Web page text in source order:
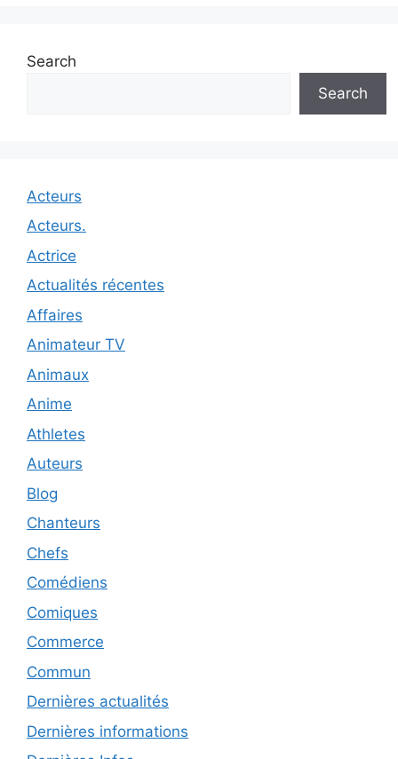
Search
Search
Acteurs
Acteurs.
Actrice
Actualités récentes
Affaires
Animateur TV
Animaux
Anime
Athletes
Auteurs
Blog
Chanteurs
Chefs
Comédiens
Comiques
Commerce
Commun
Dernières actualités
Dernières informations